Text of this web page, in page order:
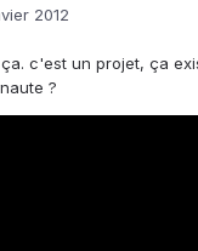
2012
c'est un projet, ça
?